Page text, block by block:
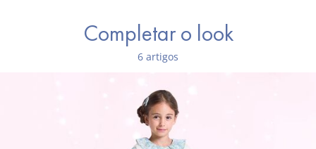
Completar o look
6 artigos